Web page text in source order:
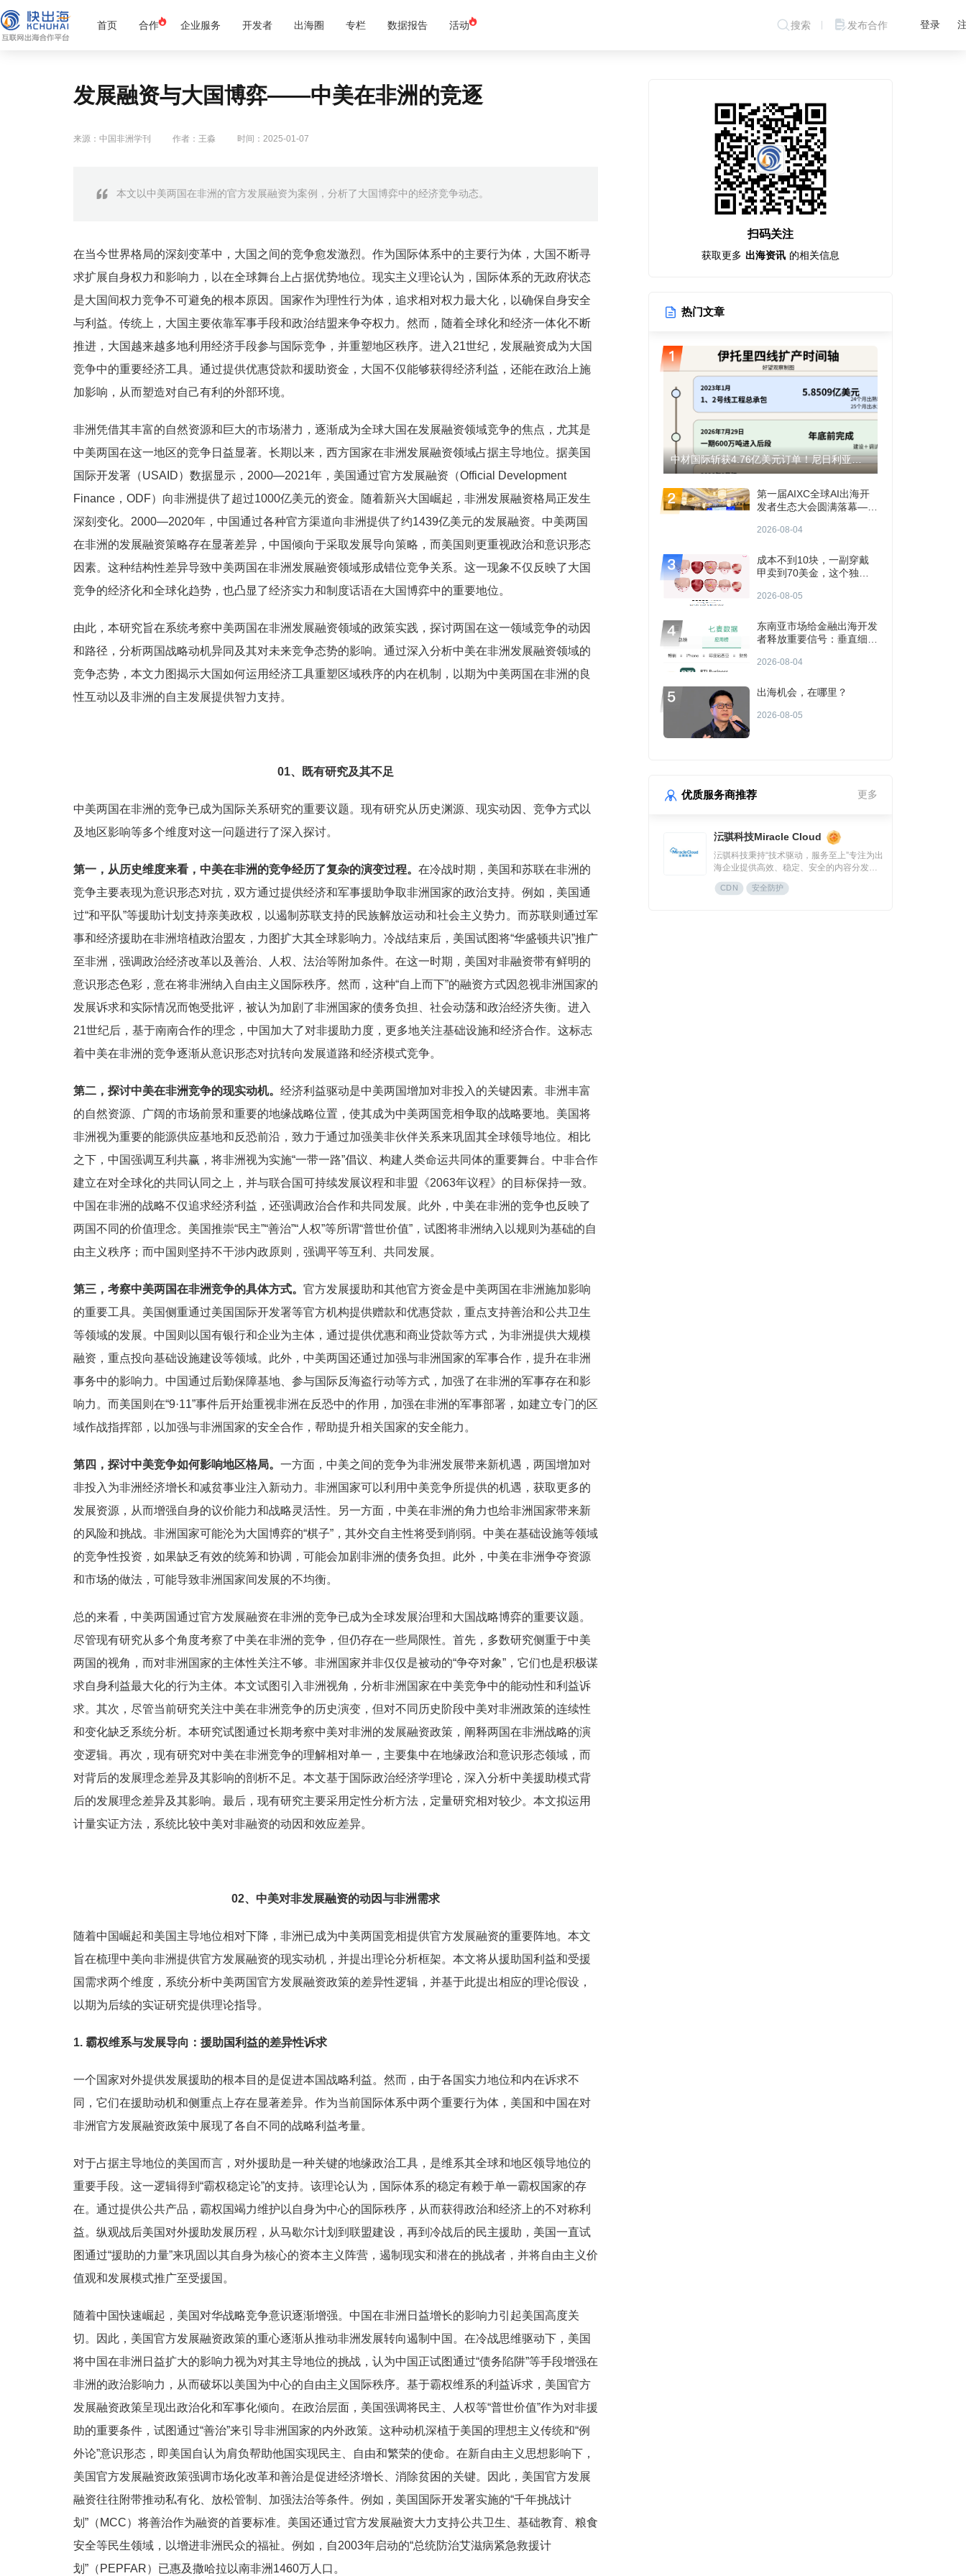
首页 合作 企业服务 开发者 出海圈 专栏 数据报告 活动 搜索 发布合作 登录
发展融资与大国博弈——中美在非洲的竞逐
来源：中国非洲学刊 作者：王淼 时间：2025-01-07
本文以中美两国在非洲的官方发展融资为案例，分析了大国博弈中的经济竞争动态。
在当今世界格局的深刻变革中，大国之间的竞争愈发激烈。作为国际体系中的主要行为体，大国不断寻
求扩展自身权力和影响力，以在全球舞台上占据优势地位。现实主义理论认为，国际体系的无政府状态
是大国间权力竞争不可避免的根本原因。国家作为理性行为体，追求相对权力最大化，以确保自身安全
与利益。传统上，大国主要依靠军事手段和政治结盟来争夺权力。然而，随着全球化和经济一体化不断
推进，大国越来越多地利用经济手段参与国际竞争，并重塑地区秩序。进入21世纪，发展融资成为大国
竞争中的重要经济工具。通过提供优惠贷款和援助资金，大国不仅能够获得经济利益，还能在政治上施
加影响，从而塑造对自己有利的外部环境。
非洲凭借其丰富的自然资源和巨大的市场潜力，逐渐成为全球大国在发展融资领域竞争的焦点，尤其是
中美两国在这一地区的竞争日益显著。长期以来，西方国家在非洲发展融资领域占据主导地位。据美国
国际开发署（USAID）数据显示，2000—2021年，美国通过官方发展融资（Official Development
Finance，ODF）向非洲提供了超过1000亿美元的资金。随着新兴大国崛起，非洲发展融资格局正发生
深刻变化。2000—2020年，中国通过各种官方渠道向非洲提供了约1439亿美元的发展融资。中美两国
在非洲的发展融资策略存在显著差异，中国倾向于采取发展导向策略，而美国则更重视政治和意识形态
因素。这种结构性差异导致中美两国在非洲发展融资领域形成错位竞争关系。这一现象不仅反映了大国
竞争的经济化和全球化趋势，也凸显了经济实力和制度话语在大国博弈中的重要地位。
由此，本研究旨在系统考察中美两国在非洲发展融资领域的政策实践，探讨两国在这一领域竞争的动因
和路径，分析两国战略动机异同及其对未来竞争态势的影响。通过深入分析中美在非洲发展融资领域的
竞争态势，本文力图揭示大国如何运用经济工具重塑区域秩序的内在机制，以期为中美两国在非洲的良
性互动以及非洲的自主发展提供智力支持。
01、 既有研究及其不足
中美两国在非洲的竞争已成为国际关系研究的重要议题。现有研究从历史渊源、现实动因、竞争方式以
及地区影响等多个维度对这一问题进行了深入探讨。
第一，从历史维度来看，中美在非洲的竞争经历了复杂的演变过程。 在冷战时期，美国和苏联在非洲的
竞争主要表现为意识形态对抗，双方通过提供经济和军事援助争取非洲国家的政治支持。例如，美国通
过“和平队”等援助计划支持亲美政权，以遏制苏联支持的民族解放运动和社会主义势力。而苏联则通过军
事和经济援助在非洲培植政治盟友，力图扩大其全球影响力。冷战结束后，美国试图将“华盛顿共识”推广
至非洲，强调政治经济改革以及善治、人权、法治等附加条件。在这一时期，美国对非融资带有鲜明的
意识形态色彩，意在将非洲纳入自由主义国际秩序。然而，这种“自上而下”的融资方式因忽视非洲国家的
发展诉求和实际情况而饱受批评，被认为加剧了非洲国家的债务负担、社会动荡和政治经济失衡。进入
21世纪后，基于南南合作的理念，中国加大了对非援助力度，更多地关注基础设施和经济合作。这标志
着中美在非洲的竞争逐渐从意识形态对抗转向发展道路和经济模式竞争。
第二，探讨中美在非洲竞争的现实动机。 经济利益驱动是中美两国增加对非投入的关键因素。非洲丰富
的自然资源、广阔的市场前景和重要的地缘战略位置，使其成为中美两国竞相争取的战略要地。美国将
非洲视为重要的能源供应基地和反恐前沿，致力于通过加强美非伙伴关系来巩固其全球领导地位。相比
之下，中国强调互利共赢，将非洲视为实施“一带一路”倡议、构建人类命运共同体的重要舞台。中非合作
建立在对全球化的共同认同之上，并与联合国可持续发展议程和非盟《2063年议程》的目标保持一致。
中国在非洲的战略不仅追求经济利益，还强调政治合作和共同发展。此外，中美在非洲的竞争也反映了
两国不同的价值理念。美国推崇“民主”“善治”“人权”等所谓“普世价值”，试图将非洲纳入以规则为基础的自
由主义秩序；而中国则坚持不干涉内政原则，强调平等互利、共同发展。
第三，考察中美两国在非洲竞争的具体方式。 官方发展援助和其他官方资金是中美两国在非洲施加影响
的重要工具。美国侧重通过美国国际开发署等官方机构提供赠款和优惠贷款，重点支持善治和公共卫生
等领域的发展。中国则以国有银行和企业为主体，通过提供优惠和商业贷款等方式，为非洲提供大规模
融资，重点投向基础设施建设等领域。此外，中美两国还通过加强与非洲国家的军事合作，提升在非洲
事务中的影响力。中国通过后勤保障基地、参与国际反海盗行动等方式，加强了在非洲的军事存在和影
响力。而美国则在“9·11”事件后开始重视非洲在反恐中的作用，加强在非洲的军事部署，如建立专门的区
域作战指挥部，以加强与非洲国家的安全合作，帮助提升相关国家的安全能力。
第四，探讨中美竞争如何影响地区格局。 一方面，中美之间的竞争为非洲发展带来新机遇，两国增加对
非投入为非洲经济增长和减贫事业注入新动力。非洲国家可以利用中美竞争所提供的机遇，获取更多的
发展资源，从而增强自身的议价能力和战略灵活性。另一方面，中美在非洲的角力也给非洲国家带来新
的风险和挑战。非洲国家可能沦为大国博弈的“棋子”，其外交自主性将受到削弱。中美在基础设施等领域
的竞争性投资，如果缺乏有效的统筹和协调，可能会加剧非洲的债务负担。此外，中美在非洲争夺资源
和市场的做法，可能导致非洲国家间发展的不均衡。
总的来看，中美两国通过官方发展融资在非洲的竞争已成为全球发展治理和大国战略博弈的重要议题。
尽管现有研究从多个角度考察了中美在非洲的竞争，但仍存在一些局限性。首先，多数研究侧重于中美
两国的视角，而对非洲国家的主体性关注不够。非洲国家并非仅仅是被动的“争夺对象”，它们也是积极谋
求自身利益最大化的行为主体。本文试图引入非洲视角，分析非洲国家在中美竞争中的能动性和利益诉
求。其次，尽管当前研究关注中美在非洲竞争的历史演变，但对不同历史阶段中美对非洲政策的连续性
和变化缺乏系统分析。本研究试图通过长期考察中美对非洲的发展融资政策，阐释两国在非洲战略的演
变逻辑。再次，现有研究对中美在非洲竞争的理解相对单一，主要集中在地缘政治和意识形态领域，而
对背后的发展理念差异及其影响的剖析不足。本文基于国际政治经济学理论，深入分析中美援助模式背
后的发展理念差异及其影响。最后，现有研究主要采用定性分析方法，定量研究相对较少。本文拟运用
计量实证方法，系统比较中美对非融资的动因和效应差异。
02、 中美对非发展融资的动因与非洲需求
随着中国崛起和美国主导地位相对下降，非洲已成为中美两国竞相提供官方发展融资的重要阵地。本文
旨在梳理中美向非洲提供官方发展融资的现实动机，并提出理论分析框架。本文将从援助国利益和受援
国需求两个维度，系统分析中美两国官方发展融资政策的差异性逻辑，并基于此提出相应的理论假设，
以期为后续的实证研究提供理论指导。
1. 霸权维系与发展导向：援助国利益的差异性诉求
一个国家对外提供发展援助的根本目的是促进本国战略利益。然而，由于各国实力地位和内在诉求不
同，它们在援助动机和侧重点上存在显著差异。作为当前国际体系中两个重要行为体，美国和中国在对
非洲官方发展融资政策中展现了各自不同的战略利益考量。
对于占据主导地位的美国而言，对外援助是一种关键的地缘政治工具，是维系其全球和地区领导地位的
重要手段。这一逻辑得到“霸权稳定论”的支持。该理论认为，国际体系的稳定有赖于单一霸权国家的存
在。通过提供公共产品，霸权国竭力维护以自身为中心的国际秩序，从而获得政治和经济上的不对称利
益。纵观战后美国对外援助发展历程，从马歇尔计划到联盟建设，再到冷战后的民主援助，美国一直试
图通过“援助的力量”来巩固以其自身为核心的资本主义阵营，遏制现实和潜在的挑战者，并将自由主义价
值观和发展模式推广至受援国。
随着中国快速崛起，美国对华战略竞争意识逐渐增强。中国在非洲日益增长的影响力引起美国高度关
切。因此，美国官方发展融资政策的重心逐渐从推动非洲发展转向遏制中国。在冷战思维驱动下，美国
将中国在非洲日益扩大的影响力视为对其主导地位的挑战，认为中国正试图通过“债务陷阱”等手段增强在
非洲的政治影响力，从而破坏以美国为中心的自由主义国际秩序。基于霸权维系的利益诉求，美国官方
发展融资政策呈现出政治化和军事化倾向。在政治层面，美国强调将民主、人权等“普世价值”作为对非援
助的重要条件，试图通过“善治”来引导非洲国家的内外政策。这种动机深植于美国的理想主义传统和“例
外论”意识形态，即美国自认为肩负帮助他国实现民主、自由和繁荣的使命。在新自由主义思想影响下，
美国官方发展融资政策强调市场化改革和善治是促进经济增长、消除贫困的关键。因此，美国官方发展
融资往往附带推动私有化、放松管制、加强法治等条件。例如，美国国际开发署实施的“千年挑战计
划”（MCC）将善治作为融资的首要标准。美国还通过官方发展融资大力支持公共卫生、基础教育、粮食
安全等民生领域，以增进非洲民众的福祉。例如，自2003年启动的“总统防治艾滋病紧急救援计
划”（PEPFAR）已惠及撒哈拉以南非洲1460万人口。
扫码关注
获取更多 出海资讯 的相关信息
热门文章
中材国际斩获4.76亿美元订单！尼日利亚伊托里水泥产能将翻倍至1200万吨！
第一届AIXC全球AI出海开
发者生态大会圆满落幕——
2026-08-04
成本不到10块，一副穿戴
甲卖到70美金，这个独立
2026-08-05
东南亚市场给金融出海开发
者释放重要信号：垂直细分
点？
2026-08-04
出海机会，在哪里？
2026-08-05
优质服务商推荐 更多
沄骐科技Miracle Cloud
沄骐科技秉持“技术驱动，服务至上”专注为出
海企业提供高效、稳定、安全的内容分发
（CDN）与云服务解决方案，是全球边缘云
领导者Fastly中国区首个合作伙伴。团队由业
CDN 安全防护